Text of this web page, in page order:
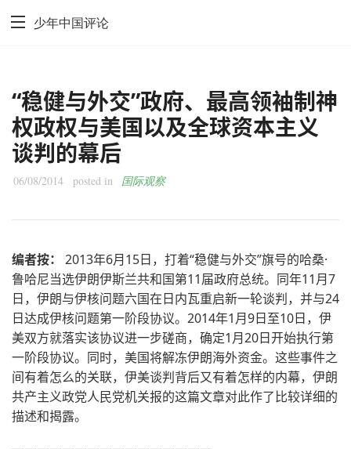
少年中国评论
“稳健与外交”政府、最高领袖制神
权政权与美国以及全球资本主义
谈判的幕后
06/08/2014 posted in 国际观察
编者按：
2013年6月15日，打着“稳健与外交”旗号的哈桑·
鲁哈尼当选伊朗伊斯兰共和国第11届政府总统。同年11月7
日，伊朗与伊核问题六国在日内瓦重启新一轮谈判，并与24
日达成伊核问题第一阶段协议。2014年1月9日至10日，伊
美双方就落实该协议进一步磋商，确定1月20日开始执行第
一阶段协议。同时，美国将解冻伊朗海外资金。这些事件之
间有着怎么的关联，伊美谈判背后又有着怎样的内幕，伊朗
共产主义政党人民党机关报的这篇文章对此作了比较详细的
描述和揭露。